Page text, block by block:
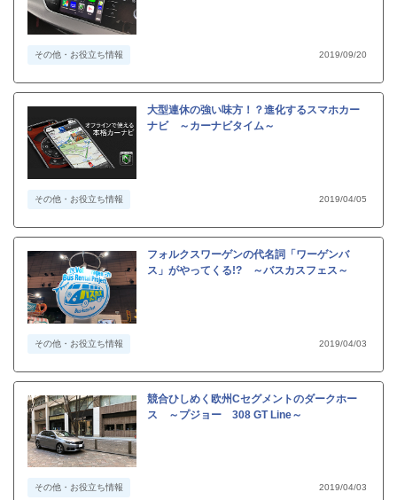
その他・お役立ち情報 2019/09/20
大型連休の強い味方！？進化するスマホカー
ナビ ～カーナビタイム～
その他・お役立ち情報 2019/04/05
フォルクスワーゲンの代名詞「ワーゲンバ
ス」がやってくる!? ～バスカスフェス～
その他・お役立ち情報 2019/04/03
競合ひしめく欧州Cセグメントのダークホー
ス ～プジョー 308 GT Line～
その他・お役立ち情報 2019/04/03